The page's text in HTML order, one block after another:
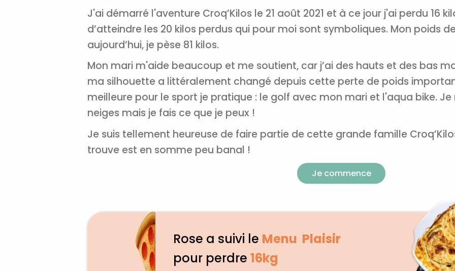
J'ai démarré l'aventure Croq’Kilos le 21 août 2021 et à ce jour j'ai perdu 16
d’atteindre les 20 kilos perdus qui pour moi sont symboliques. Mon poids
aujourd’hui, je pèse 81 kilos.
Mon mari m'aide beaucoup et me soutient, car j’ai des hauts et des bas
ma silhouette a littéralement changé depuis cette perte de poids
meilleure pour le sport je pratique : le golf avec mon mari et l'aqua bike.
neiges mais je fais ce que je peux !
Je suis tellement heureuse de faire partie de cette grande famille
trouve est en somme peu banal !
Je commence
Rose a suivi le Menu Plaisir
pour perdre16kg
désabonnement intégré dans la newsletter. Pour en
exercer vos droits, prenez connaissance de notreCharte